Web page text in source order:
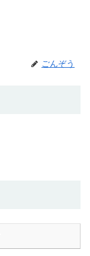
ごんぞう